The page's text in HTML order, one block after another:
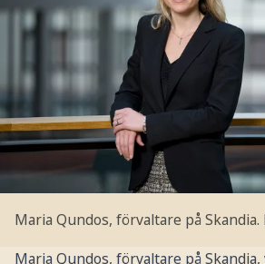
Maria Qundos, förvaltare på Skandia.
Maria Qundos, förvaltare på